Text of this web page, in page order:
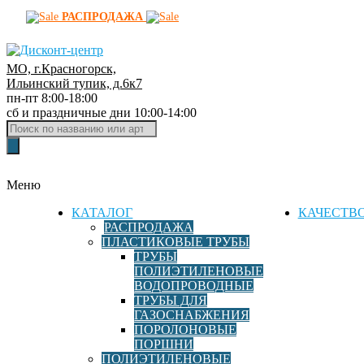
РАСПРОДАЖА
Д
и
с
к
о
т
МО, г.Красногорск,
Ильинский тупик, д.6к7
пн-пт 8:00-18:00
сб и праздничные дни 10:00-14:00
Поиск
товаров
Меню
КАТАЛОГ
РАСПРОДАЖА
ПЛАСТИКОВЫЕ ТРУБЫ
ТРУБЫ
ПОЛИЭТИЛЕНОВЫЕ
ВОДОПРОВОДНЫЕ
ТРУБЫ ДЛЯ
ГАЗОСНАБЖЕНИЯ
ПОРОЛОНОВЫЕ
ПОРШНИ
ПОЛИЭТИЛЕНОВЫЕ